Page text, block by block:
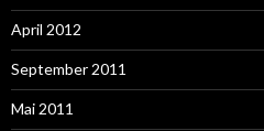
April 2012
September 2011
Mai 2011